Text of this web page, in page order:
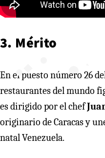
3. Mérito
En el puesto número 26
restaurantes del mundo
es dirigido por el chef
originario de Caracas y
natal Venezuela.